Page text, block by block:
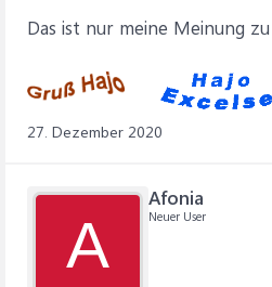
Das ist nur meine Meinung
27. Dezember 2020
A
Afonia
Neuer User